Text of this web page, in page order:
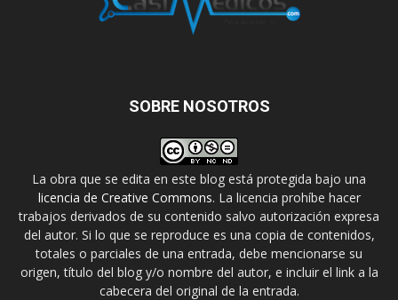
SOBRE NOSOTROS
La obra que se edita en este blog está protegida bajo una
licencia de Creative Commons. La licencia prohíbe hacer
trabajos derivados de su contenido salvo autorización expresa
del autor. Si lo que se reproduce es una copia de contenidos,
totales o parciales de una entrada, debe mencionarse su
origen, título del blog y/o nombre del autor, e incluir el link a la
cabecera del original de la entrada.